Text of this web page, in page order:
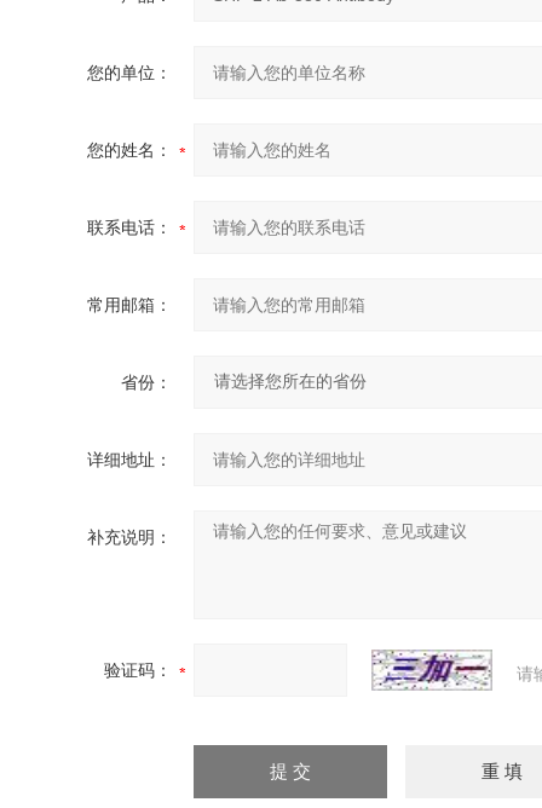
您的单位：
您的姓名：
联系电话：
常用邮箱：
省份：
详细地址：
补充说明：
验证码： 请